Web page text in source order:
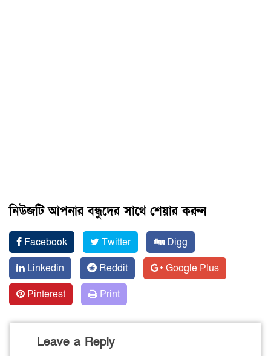
নিউজটি আপনার বন্ধুদের সাথে শেয়ার করুন
Facebook Twitter
Digg
Linkedin
Reddit
Google Plus
Pinterest
Print
Leave a Reply